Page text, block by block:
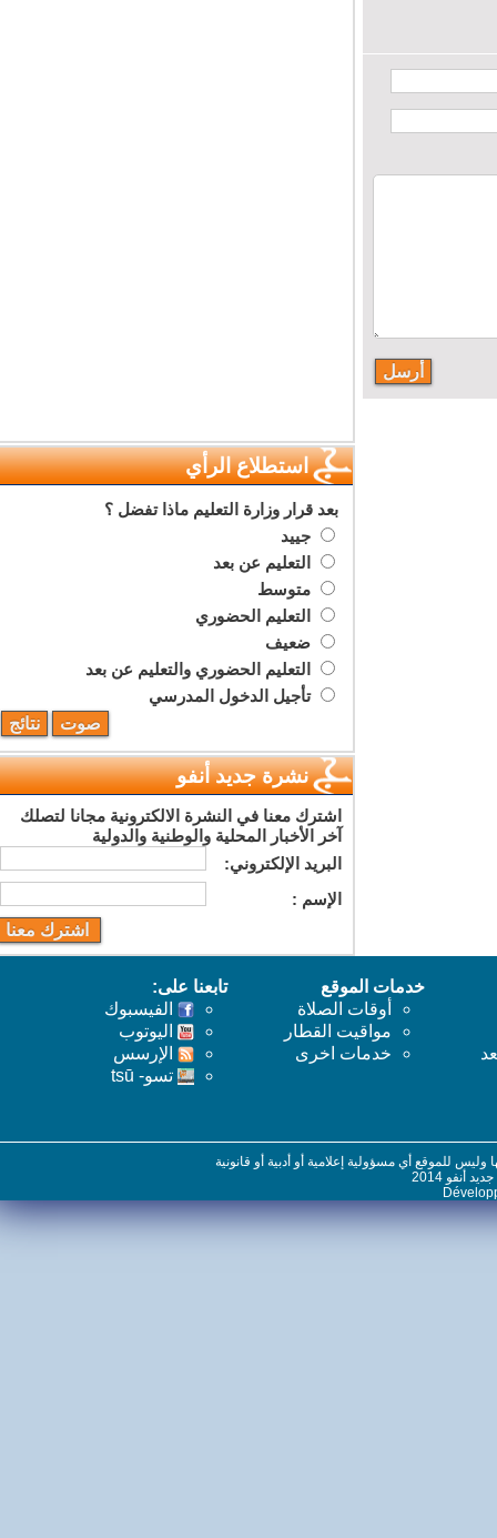
استطلاع الرأي
بعد قرار وزارة التعليم ماذا تفضل ؟
جييد
التعليم عن بعد
متوسط
التعليم الحضوري
ضعيف
التعليم الحضوري والتعليم عن بعد
تأجيل الدخول المدرسي
نشرة جديد أنفو
اشترك معنا في النشرة الالكترونية مجانا لتصلك
آخر الأخبار المحلية والوطنية والدولية
البريد اﻹلكتروني:
اﻹسم :
خدمات الموقع
أوقات الصلاة
مواقيت القطار
خدمات اخرى
تابعنا على:
الفيسبوك
اليوتوب
اﻹرسس
تسو- tsū
للموقع أي مسؤولية إعلامية أو أدبية أو قانونية
2014